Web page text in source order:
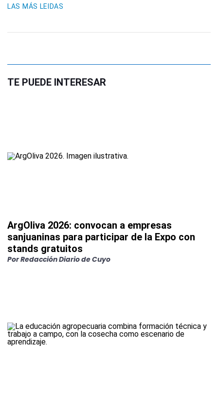
LAS MÁS LEIDAS
TE PUEDE INTERESAR
ArgOliva 2026: convocan a empresas
sanjuaninas para participar de la Expo con
stands gratuitos
PorRedacción Diario de Cuyo